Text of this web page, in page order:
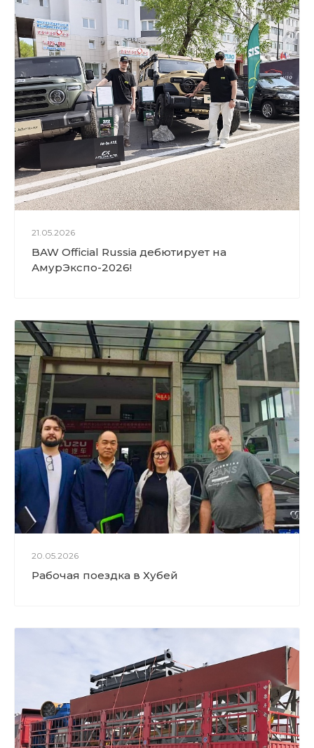
Поиск поставщика
Работа склада компании в г. Х
эйхэ
Авторефрижератор на базе
шасси Foton Galaxy 580G
Обзор автобетононасоса San
Подметально-уборочная маш
ина MN-F2000
Обзорный ролик на Бортовы
е автомобили на шасси Dongf
eng с КМУ различной грузопо
дъемности
Проверка поставщика
000 000 на АмурЭкспо-2023
Экспо-2023
Работа завода HZS 25
21.05.2026
BAW Official Russia дебютирует на
АмурЭкспо-2026!
20.05.2026
Рабочая поездка в Хубей